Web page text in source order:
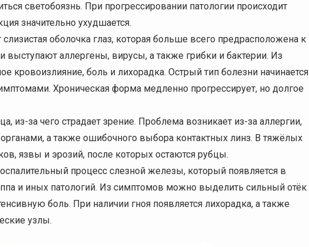
светобоязнь. При прогрессировании патологии происходит
значительно ухудшается.
оболочка глаз, которая больше всего предрасположена к
аллергены, вирусы, а также грибки и бактерии. Из
кровоизлияние, боль и лихорадка. Острый тип болезни начинается
Хроническая форма медленно прогрессирует, но долгое
из-за чего страдает зрение. Проблема возникает из-за аллергии,
а также ошибочного выбора контактных линз. В тяжёлых
язвы и эрозий, после которых остаются рубцы.
процесс слезной железы, который появляется в
и иных патологий. Из симптомов можно выделить сильный отёк
боль. При наличии гноя появляется лихорадка, а также
узлы.